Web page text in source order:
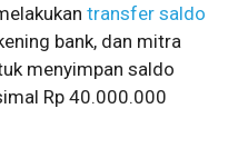
transfer saldo
bank, dan mitra
menyimpan saldo
Rp 40.000.000